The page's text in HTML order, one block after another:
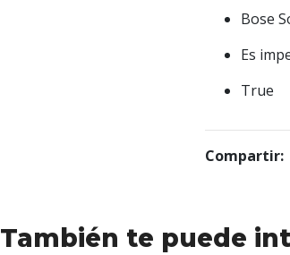
Bose
Es
True
Compartir:
También te puede